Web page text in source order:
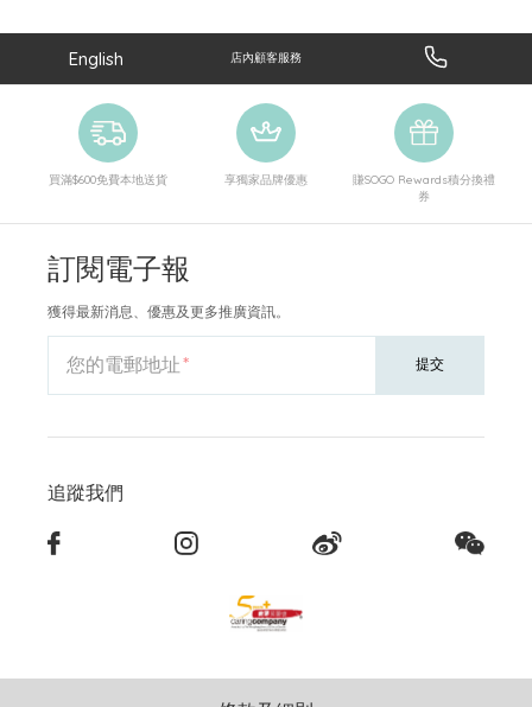
English 店內顧客服務
買滿$600免費本地送貨 享獨家品牌優惠
賺SOGO Rewards積分換禮
券
訂閱電子報
獲得最新消息、優惠及更多推廣資訊。
您的電郵地址 提交
追蹤我們